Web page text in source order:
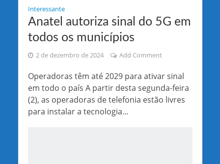
Interessante
Anatel autoriza sinal do 5G em
todos os municípios
2 de dezembro de 2024 Add Comment
Operadoras têm até 2029 para ativar sinal
em todo o país A partir desta segunda-feira
(2), as operadoras de telefonia estão livres
para instalar a tecnologia...